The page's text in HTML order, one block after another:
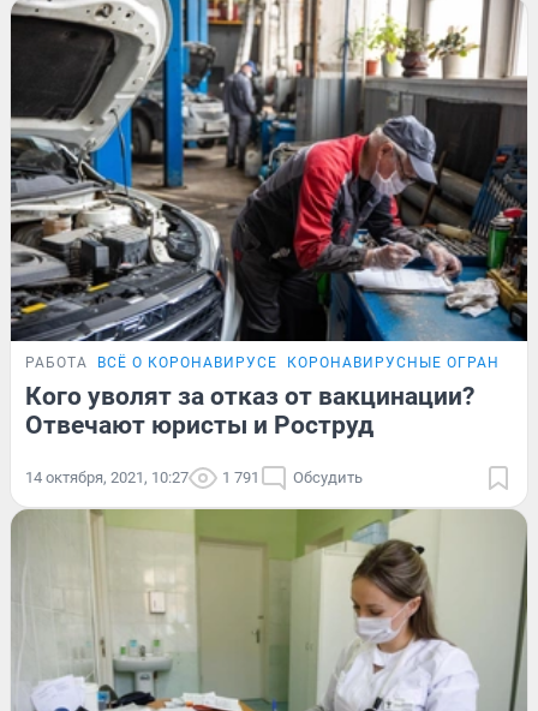
РАБОТА ВСЁ О КОРОНАВИРУСЕ КОРОНАВИРУСНЫЕ
Кого уволят за отказ от вакцинации?
Отвечают юристы и Роструд
14 октября, 2021, 10:27 1 791 Обсудить